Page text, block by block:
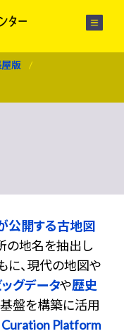
版
公開する古地図
の地名を抽出し
に、現代の地図や
グデータや歴史
盤を構築に活用
Platform